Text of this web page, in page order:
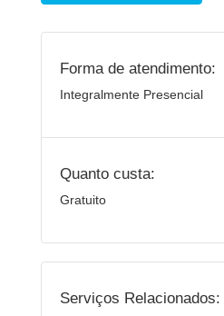
Forma de atendimento:
Integralmente Presencial
Quanto custa:
Gratuito
Serviços Relacionados: